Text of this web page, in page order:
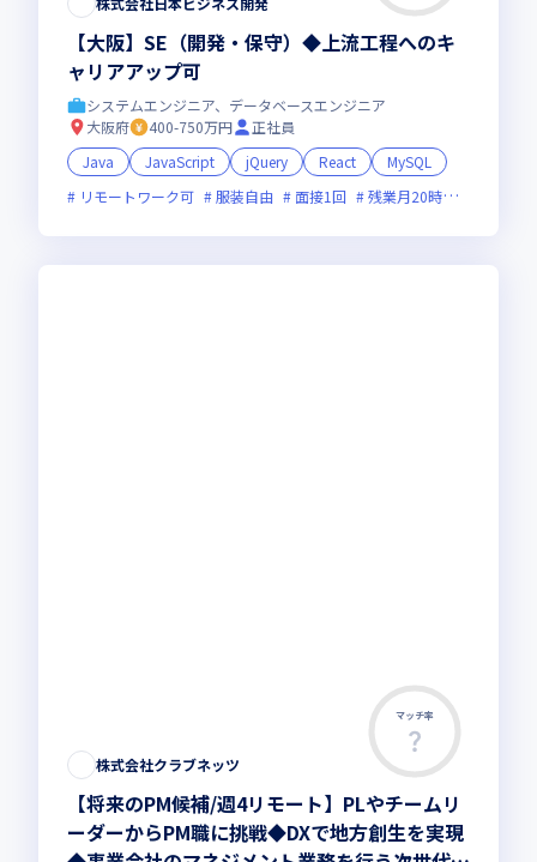
【大阪】SE（開発・保守）◆上流工程へのキ
ャリアアップ可
システムエンジニア、データベースエンジニア
大阪府
400-750万円
正社員
Java
JavaScript jQuery React
MySQL
リモートワーク可
服装自由 面接1回 残業月20時間未満
マッチ率
株式会社クラブネッツ
【将来のPM候補/週4リモート】PLやチームリ
ーダーからPM職に挑戦◆DXで地方創生を実現